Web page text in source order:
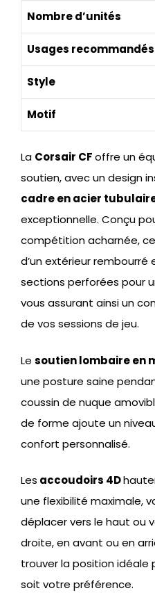
Nombre d’unités
Usages recommandés
Style
Motif
La Corsair CFoffre un
soutien, avec un design
cadre en acier
exceptionnelle. Conçu
compétition acharnée,
d’un extérieur rembourré
sections perforées pour
vous assurant ainsi un
de vos sessions de jeu.
Le soutien lombaire en
une posture saine
coussin de nuque
de forme ajoute un
confort personnalisé.
Les accoudoirs 4D
une flexibilité maximale,
déplacer vers le haut ou
droite, en avant ou en
trouver la position idéale
soit votre préférence.